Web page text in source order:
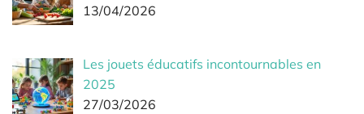
13/04/2026
Les jouets éducatifs incontournables en
2025
27/03/2026